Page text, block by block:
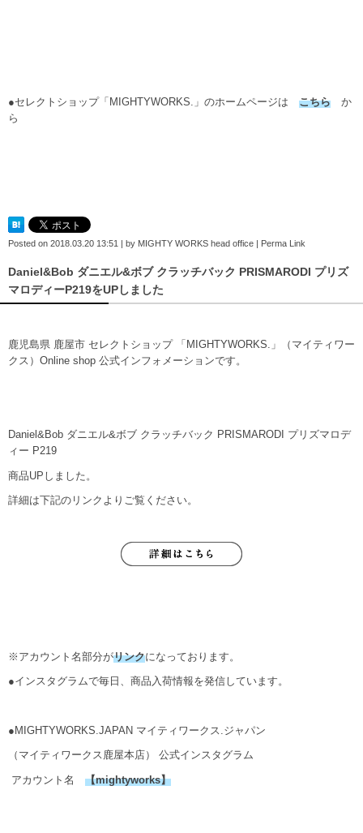
●セレクトショップ「MIGHTYWORKS.」のホームページは こちら か
ら
Posted on 2018.03.20 13:51 | by MIGHTY WORKS head office | Perma Link
Daniel&Bob ダニエル&ボブ クラッチバック PRISMARODI プリズ
マロディーP219をUPしました
鹿児島県 鹿屋市 セレクトショップ 「MIGHTYWORKS.」（マイティワー
クス）Online shop 公式インフォメーションです。
Daniel&Bob ダニエル&ボブ クラッチバック PRISMARODI プリズマロデ
ィー P219
商品UPしました。
詳細は下記のリンクよりご覧ください。
※アカウント名部分がリンクになっております。
●インスタグラムで毎日、商品入荷情報を発信しています。
●MIGHTYWORKS.JAPAN マイティワークス.ジャパン
（マイティワークス鹿屋本店） 公式インスタグラム
アカウント名 【mightyworks】